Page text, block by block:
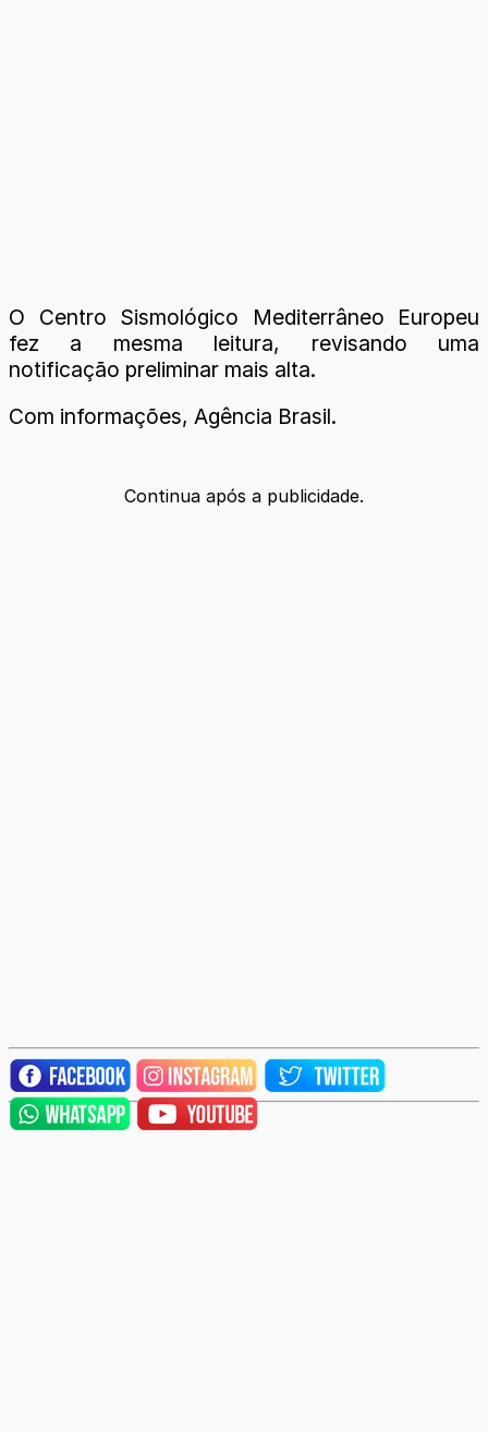
O Centro Sismológico Mediterrâneo Europeu
fez a mesma leitura, revisando uma
notificação preliminar mais alta.
Com informações, Agência Brasil.
Continua após a publicidade.